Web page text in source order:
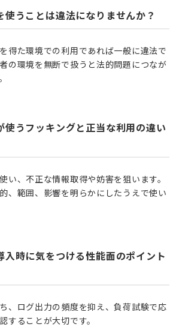
使うことは違法になりませんか？
得た環境での利用であれば一般に違法で
の環境を無断で扱うと法的問題につなが
使うフッキングと正当な利用の違い
い、不正な情報取得や妨害を狙います。
、範囲、影響を明らかにしたうえで使い
入時に気をつける性能面のポイント
、ログ出力の頻度を抑え、負荷試験で応
することが大切です。